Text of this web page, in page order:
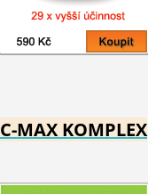
C-MAX KOMPLEX